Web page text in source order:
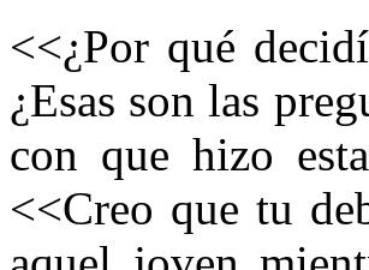
<<¿Por qué
¿Esas son las
con que hizo
<<Creo que tu